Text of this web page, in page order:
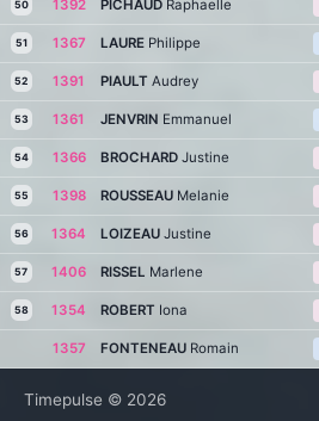
50 1392 PICHAUD Raphaelle
51 1367 LAURE Philippe
52 1391 PIAULT Audrey
53 1361 JENVRIN Emmanuel
54 1366 BROCHARD Justine
55 1398 ROUSSEAU Melanie
56 1364 LOIZEAU Justine
57 1406 RISSEL Marlene
58 1354 ROBERT Iona
1357 FONTENEAU Romain
Timepulse © 2026